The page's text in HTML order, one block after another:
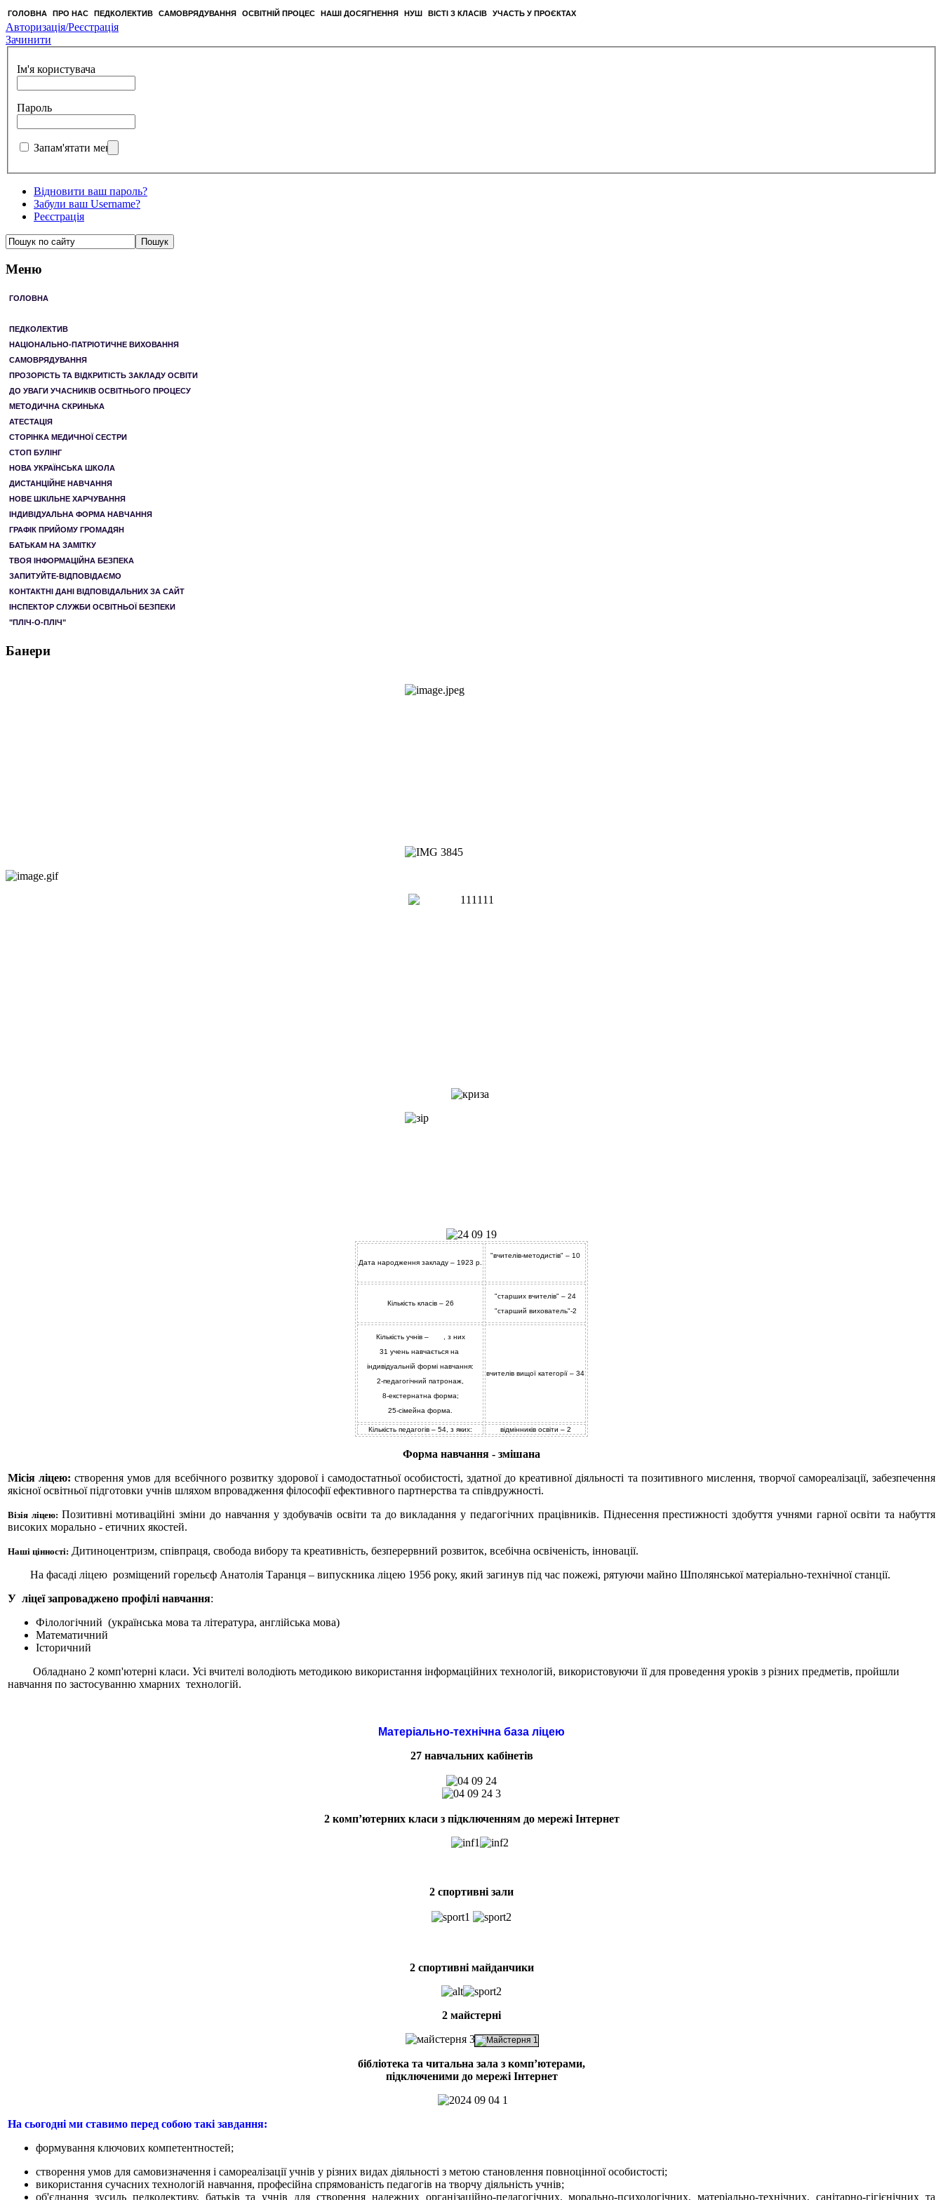
ГОЛОВНА ПРО НАС ПЕДКОЛЕКТИВ САМОВРЯДУВАННЯ ОСВІТНІЙ ПРОЦЕС НАШІ ДОСЯГНЕННЯ НУШ ВІСТІ З КЛАСІВ УЧАСТЬ У ПРОЄКТАХ
Авторизація/Реєстрація
Зачинити
Ім'я користувача
Пароль
Запам'ятати мене
Відновити ваш пароль?
Забули ваш Username?
Реєстрація
Меню
ГОЛОВНА
ПЕДКОЛЕКТИВ
НАЦІОНАЛЬНО-ПАТРІОТИЧНЕ ВИХОВАННЯ
САМОВРЯДУВАННЯ
ПРОЗОРІСТЬ ТА ВІДКРИТІСТЬ ЗАКЛАДУ ОСВІТИ
ДО УВАГИ УЧАСНИКІВ ОСВІТНЬОГО ПРОЦЕСУ
МЕТОДИЧНА СКРИНЬКА
АТЕСТАЦІЯ
СТОРІНКА МЕДИЧНОЇ СЕСТРИ
СТОП БУЛІНГ
НОВА УКРАЇНСЬКА ШКОЛА
ДИСТАНЦІЙНЕ НАВЧАННЯ
НОВЕ ШКІЛЬНЕ ХАРЧУВАННЯ
ІНДИВІДУАЛЬНА ФОРМА НАВЧАННЯ
ГРАФІК ПРИЙОМУ ГРОМАДЯН
БАТЬКАМ НА ЗАМІТКУ
ТВОЯ ІНФОРМАЦІЙНА БЕЗПЕКА
ЗАПИТУЙТЕ-ВІДПОВІДАЄМО
КОНТАКТНІ ДАНІ ВІДПОВІДАЛЬНИХ ЗА САЙТ
ІНСПЕКТОР СЛУЖБИ ОСВІТНЬОЇ БЕЗПЕКИ
"ПЛІЧ-О-ПЛІЧ"
Банери
Дата народження закладу – 1923 р.
"вчителів-методистів" – 10
Кількість класів – 26
"старших вчителів" – 24
"старший вихователь"-2
Кількість учнів – , з них
31 учень навчається на
індивідуальній формі навчання:
2-педагогічний патронаж,
8-екстернатна форма;
25-сімейна форма.
вчителів вищої категорії – 34
Кількість педагогів – 54, з яких: відмінників освіти – 2
Форма навчання - змішана
Місія ліцею: створення умов для всебічного розвитку здорової і самодостатньої особистості, здатної до креативної діяльності та позитивного мислення, творчої самореалізації, забезпечення
якісної освітньої підготовки учнів шляхом впровадження філософії ефективного партнерства та співдружності.
Візія ліцею: Позитивні мотиваційні зміни до навчання у здобувачів освіти та до викладання у педагогічних працівників. Піднесення престижності здобуття учнями гарної освіти та набуття
високих морально - етичних якостей.
Наші цінності: Дитиноцентризм, співпраця, свобода вибору та креативність, безперервний розвиток, всебічна освіченість, інновації.
На фасаді ліцею розміщений горельєф Анатолія Таранця – випускника ліцею 1956 року, який загинув під час пожежі, рятуючи майно Шполянської матеріально-технічної станції.
У ліцеї запроваджено профілі навчання:
Філологічний (українська мова та література, англійська мова)
Математичний
Історичний
Обладнано 2 комп'ютерні класи. Усі вчителі володіють методикою використання інформаційних технологій, використовуючи її для проведення уроків з різних предметів, пройшли
навчання по застосуванню хмарних технологій.
Матеріально-технічна база ліцею
27 навчальних кабінетів
2 комп’ютерних класи з підключенням до мережі Інтернет
2 спортивні зали
2 спортивні майданчики
2 майстерні
бібліотека та читальна зала з комп’ютерами,
підключеними до мережі Інтернет
На сьогодні ми ставимо перед собою такі завдання:
формування ключових компетентностей;
створення умов для самовизначення і самореалізації учнів у різних видах діяльності з метою становлення повноцінної особистості;
використання сучасних технологій навчання, професійна спрямованість педагогів на творчу діяльність учнів;
об'єднання зусиль педколективу, батьків та учнів для створення належних організаційно-педагогічних, морально-психологічних, матеріально-технічних, санітарно-гігієнічних та